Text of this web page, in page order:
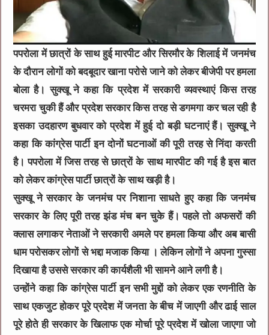
पपरोला में छात्रों के साथ हुई मारपीट और सिरमौर के शिलाई में जनमंच
के दौरान लोगों को बदबूदार खाना परोसे जाने को लेकर बीजेपी पर हमला
बोला है। सुक्खू ने कहा कि प्रदेश में सरकारी व्यवस्थाएं किस तरह
चरमरा चुकी हैं और प्रदेश सरकार किस तरह से डगमगा कर चल रही है
इसका उदहारण बुधवार को प्रदेश में हुई दो बड़ी घटनाएं हैं। सुक्खू ने
कहा कि कांग्रेस पार्टी इन दोनों घटनाओं की पूरी तरह से निंदा करती
है। पपरोला में जिस तरह से छात्रों के साथ मारपीट की गई है इस बात
को लेकर कांग्रेस पार्टी छात्रों के साथ खड़ी है।
सुक्खू ने सरकार के जनमंच पर निशाना साधते हुए कहा कि जनमंच
सरकार के लिए पूरी तरह झंड मंच बन चुके हैं। पहले तो अफसरों की
क्लास लगाकर नेताओं ने सरकारी अमले पर हमला किया और अब बासी
धाम परोसकर लोगों से भद्दा मजाक किया । लेकिन लोगों ने अपना गुस्सा
दिखाया है उससे सरकार की कार्यशैली भी सामने आने लगी है।
उन्होंने कहा कि कांग्रेस पार्टी इन सभी मुद्दों को लेकर एक रणनीति के
साथ एकजुट होकर पूरे प्रदेश में जनता के बीच में जाएगी और ढाई साल
पूरे होते ही सरकार के खिलाफ एक मोर्चा पूरे प्रदेश में खोला जाएगा जो